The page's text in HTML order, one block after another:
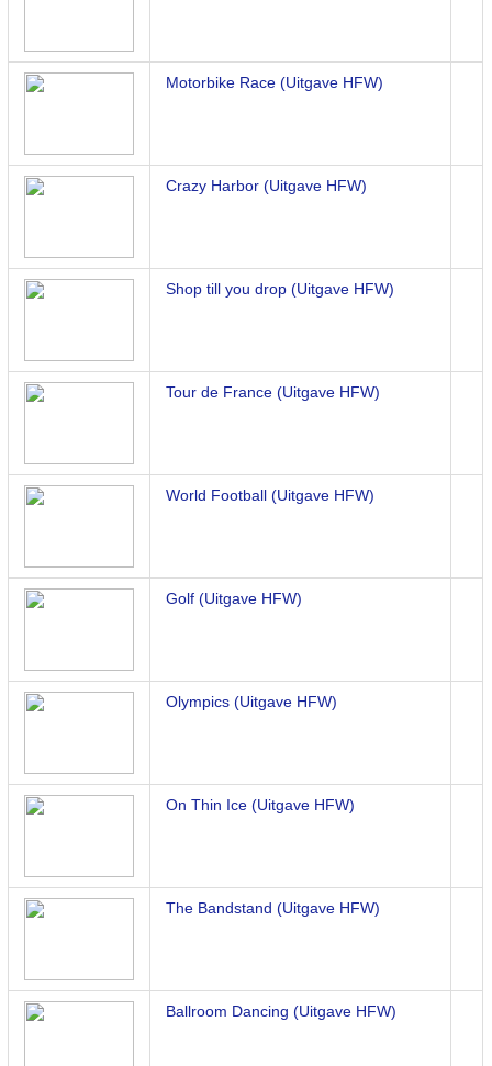
Motorbike Race (Uitgave HFW)
Crazy Harbor (Uitgave HFW)
Shop till you drop (Uitgave HFW)
Tour de France (Uitgave HFW)
World Football (Uitgave HFW)
Golf (Uitgave HFW)
Olympics (Uitgave HFW)
On Thin Ice (Uitgave HFW)
The Bandstand (Uitgave HFW)
Ballroom Dancing (Uitgave HFW)